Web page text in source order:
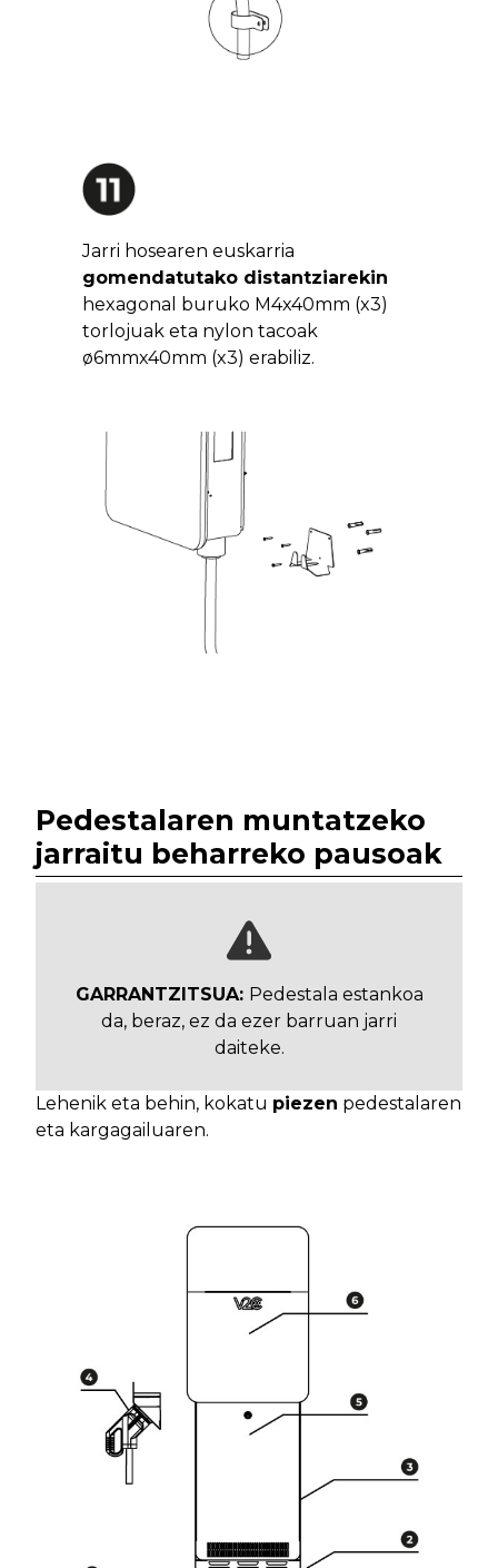
Jarri hosearen euskarria
gomendatutako distantziarekin
hexagonal buruko M4x40mm (x3)
torlojuak eta nylon tacoak
ø6mmx40mm (x3) erabiliz.
Pedestalaren muntatzeko
jarraitu beharreko pausoak
GARRANTZITSUA: Pedestala estankoa
da, beraz, ez da ezer barruan jarri
daiteke.
Lehenik eta behin, kokatu piezen pedestalaren
eta kargagailuaren.